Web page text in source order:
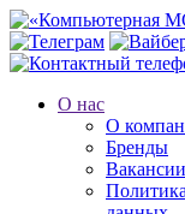
О нас
О
Бренды
Вакансии